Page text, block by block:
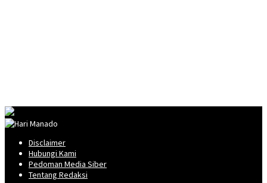
Disclaimer
Hubungi Kami
Pedoman Media Siber
Tentang Redaksi